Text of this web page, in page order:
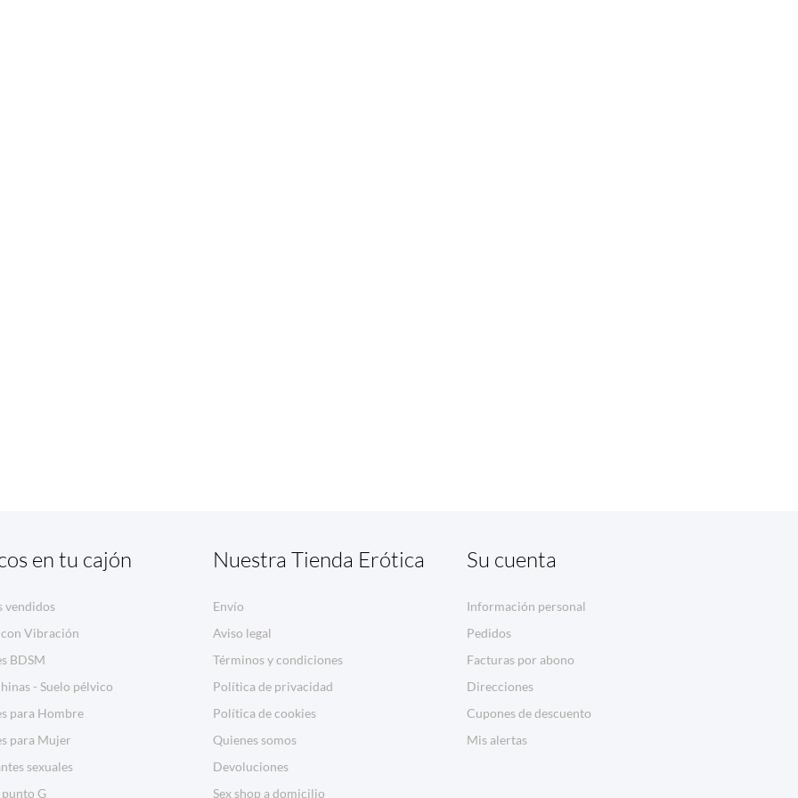
en tu cajón
vendidos
Vibración
BDSM
- Suelo pélvico
para Hombre
para Mujer
sexuales
G
Nuestra Tienda Erótica
Envío
Aviso legal
Términos y condiciones
Política de privacidad
Política de cookies
Quienes somos
Devoluciones
Sex shop a domicilio
Su cuenta
Información personal
Pedidos
Facturas por abono
Direcciones
Cupones de descuento
Mis alertas